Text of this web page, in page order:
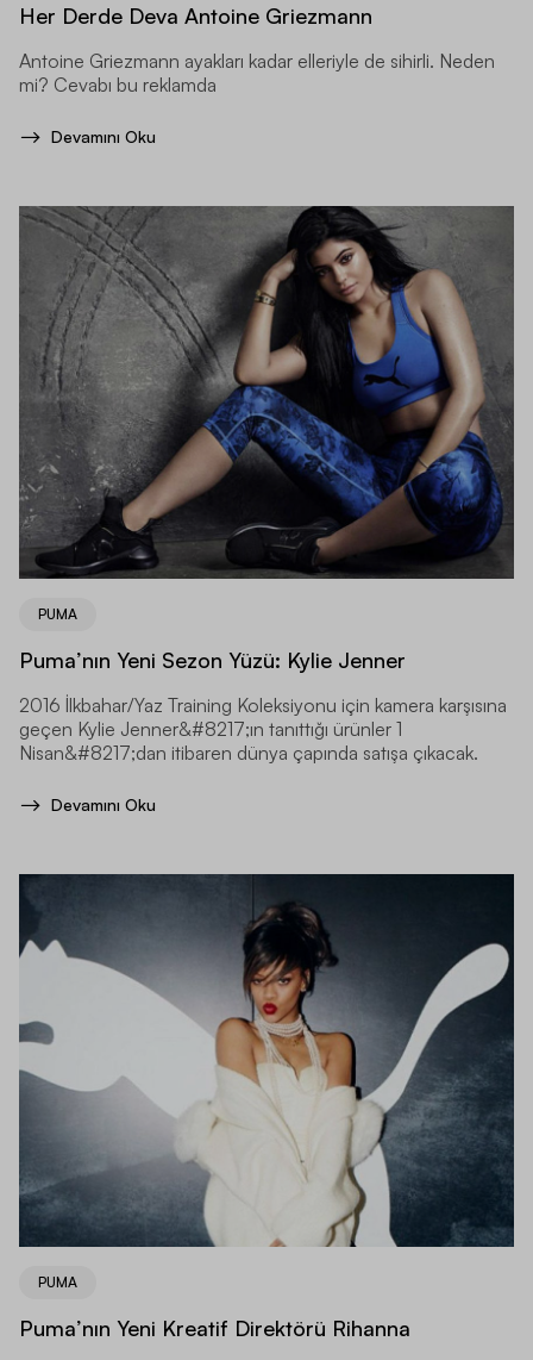
Her Derde Deva Antoine Griezmann
Antoine Griezmann ayakları kadar elleriyle de sihirli. Neden
mi? Cevabı bu reklamda
Devamını Oku
PUMA
Puma’nın Yeni Sezon Yüzü: Kylie Jenner
2016 İlkbahar/Yaz Training Koleksiyonu için kamera karşısına
geçen Kylie Jenner&#8217;ın tanıttığı ürünler 1
Nisan&#8217;dan itibaren dünya çapında satışa çıkacak.
Devamını Oku
PUMA
Puma’nın Yeni Kreatif Direktörü Rihanna